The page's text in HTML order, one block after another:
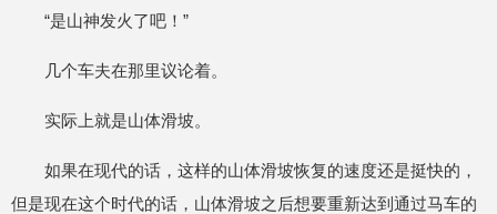
“是山神发火了吧！”
几个车夫在那里议论着。
实际上就是山体滑坡。
如果在现代的话，这样的山体滑坡恢复的速度还是挺快的，
但是现在这个时代的话，山体滑坡之后想要重新达到通过马车的